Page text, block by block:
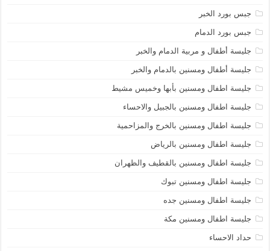
جبس بورد الخبر
جبس بورد الدمام
جليسة أطفال و مربية الدمام والخبر
جليسة أطفال ومسنين بالدمام والخبر
جليسة اطفال ومسنين بأبها وخميس مشيط
جليسة اطفال ومسنين بالجبيل والاحساء
جليسة اطفال ومسنين بالخرج والمزاحمية
جليسة اطفال ومسنين بالرياض
جليسة اطفال ومسنين بالقطيف والظهران
جليسة اطفال ومسنين تبوك
جليسة اطفال ومسنين جده
جليسة اطفال ومسنين مكة
حداد الاحساء